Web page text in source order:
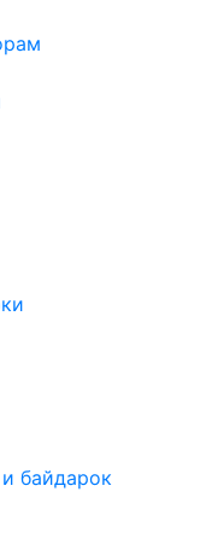
байдарок